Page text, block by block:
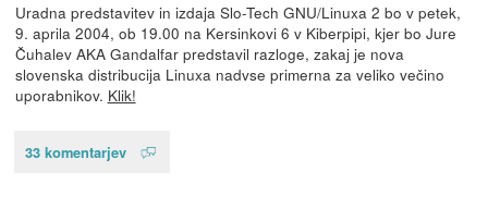
Uradna predstavitev in izdaja Slo-Tech GNU/Linuxa 2 bo v petek,
9. aprila 2004, ob 19.00 na Kersinkovi 6 v Kiberpipi, kjer bo Jure
Čuhalev AKA Gandalfar predstavil razloge, zakaj je nova
slovenska distribucija Linuxa nadvse primerna za veliko večino
uporabnikov. Klik!
33 komentarjev